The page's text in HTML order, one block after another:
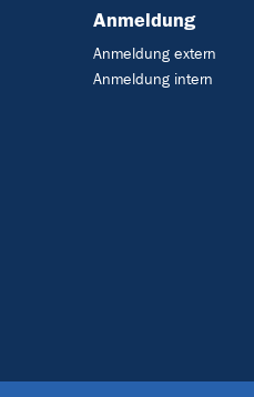
Anmeldung
Anmeldung extern
Anmeldung intern